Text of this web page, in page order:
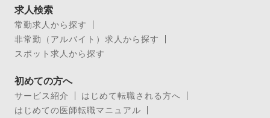
求人検索
常勤求人から探す
非常勤（アルバイト）求人から探す
スポット求人から探す
初めての方へ
サービス紹介
はじめて転職される方へ
はじめての医師転職マニュアル